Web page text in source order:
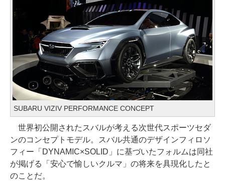
SUBARU VIZIV PERFORMANCE CONCEPT
世界初公開されたスバルが考える次世代スポーツセダ
ンのコンセプトモデル。スバル共通のデザインフィロソ
フィー「DYNAMIC×SOLID」に基づいたフォルムは同社
が掲げる「安心で愉しいクルマ」の将来を具現化したと
のことだ。